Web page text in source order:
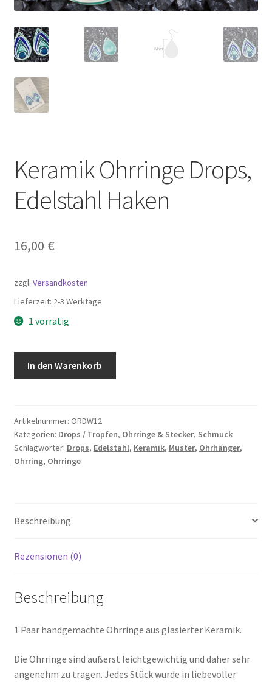
Keramik Ohrringe Drops,
Edelstahl Haken
16,00 €
zzgl. Versandkosten
Lieferzeit: 2-3 Werktage
1 vorrätig
Haken
Menge
In den Warenkorb
Artikelnummer: ORDW12
Kategorien: Drops / Tropfen, Ohrringe & Stecker, Schmuck
Schlagwörter: Drops, Edelstahl, Keramik, Muster, Ohrhänger,
Ohrring, Ohrringe
Beschreibung
Rezensionen (0)
Beschreibung
1 Paar handgemachte Ohrringe aus glasierter Keramik.
Die Ohrringe sind äußerst leichtgewichtig und daher sehr
angenehm zu tragen. Jedes Stück wurde in liebevoller